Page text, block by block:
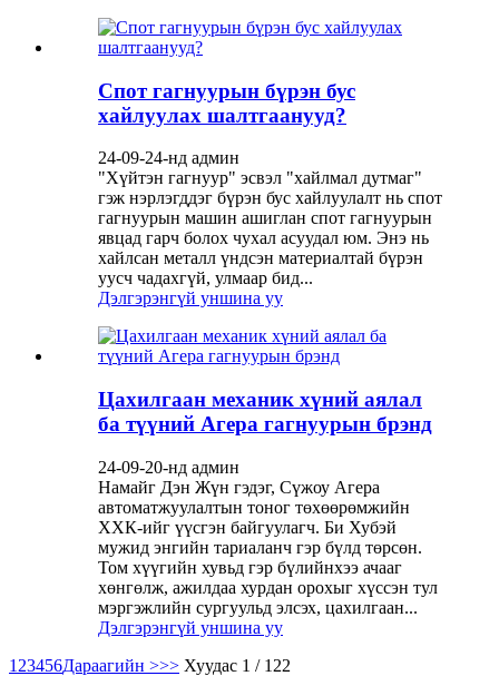
Спот гагнуурын бүрэн бус
хайлуулах шалтгаанууд?
24-09-24-нд админ
"Хүйтэн гагнуур" эсвэл "хайлмал дутмаг"
гэж нэрлэгддэг бүрэн бус хайлуулалт нь спот
гагнуурын машин ашиглан спот гагнуурын
явцад гарч болох чухал асуудал юм. Энэ нь
хайлсан металл үндсэн материалтай бүрэн
уусч чадахгүй, улмаар бид...
Дэлгэрэнгүй уншина уу
Цахилгаан механик хүний ​​аялал
ба түүний Агера гагнуурын брэнд
24-09-20-нд админ
Намайг Дэн Жүн гэдэг, Сүжоу Агера
автоматжуулалтын тоног төхөөрөмжийн
ХХК-ийг үүсгэн байгуулагч. Би Хубэй
мужид энгийн тариаланч гэр бүлд төрсөн.
Том хүүгийн хувьд гэр бүлийнхээ ачааг
хөнгөлж, ажилдаа хурдан орохыг хүссэн тул
мэргэжлийн сургуульд элсэх, цахилгаан...
Дэлгэрэнгүй уншина уу
1 23456Дараагийн >>> Хуудас 1 / 122